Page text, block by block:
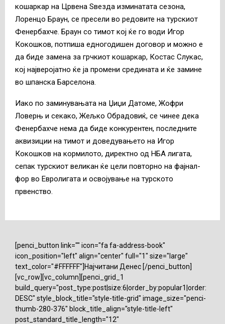
кошаркар на Црвена Ѕвезда изминатата сезона,
Лоренцо Браун, се пресели во редовите на турскиот
Фенербахче. Браун со тимот кој ќе го води Игор
Кокошков, потпиша едногодишен договор и можно е
да биде замена за грчкиот кошаркар, Костас Слукас,
кој најверојатно ќе ја промени средината и ќе замине
во шпанска Барселона.
Иако по заминувањата на Џиџи Датоме, Жофри
Ловерњ и секако, Жељко Обрадовиќ, се чинее дека
Фенербахче нема да биде конкурентен, последните
аквизиции на тимот и доведувањето на Игор
Кокошков на кормилото, директно од НБА лигата,
сепак турскиот великан ќе цели повторно на фајнал-
фор во Евролигата и освојување на турското
првенство.
[penci_button link="" icon="fa fa-address-book"
icon_position="left" align="center" full="1" size="large"
text_color="#FFFFFF"]Најчитани Денес [/penci_button]
[vc_row][vc_column][penci_grid_1
build_query="post_type:post|size:6|order_by:popular1|order:
DESC" style_block_title="style-title-grid" image_size="penci-
thumb-280-376" block_title_align="style-title-left"
post_standard_title_length="12"